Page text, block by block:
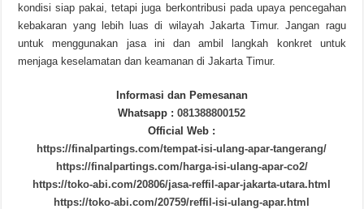
kondisi siap pakai, tetapi juga berkontribusi pada upaya pencegahan
kebakaran yang lebih luas di wilayah Jakarta Timur. Jangan ragu
untuk menggunakan jasa ini dan ambil langkah konkret untuk
menjaga keselamatan dan keamanan di Jakarta Timur.
Informasi dan Pemesanan
Whatsapp :081388800152
Official Web :
https://finalpartings.com/tempat-isi-ulang-apar-tangerang/
https://finalpartings.com/harga-isi-ulang-apar-co2/
https://toko-abi.com/20806/jasa-reffil-apar-jakarta-utara.html
https://toko-abi.com/20759/reffil-isi-ulang-apar.html